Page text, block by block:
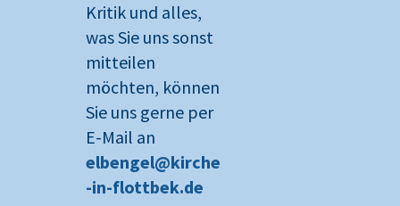
Kritik und alles,
was Sie uns sonst
mitteilen
möchten, können
Sie uns gerne per
E-Mail an
elbengel@kirche
-in-flottbek.de